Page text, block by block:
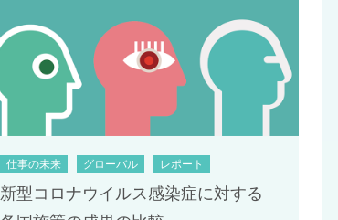
仕事の未来 グローバル レポート
新型コロナウイルス感染症に対する